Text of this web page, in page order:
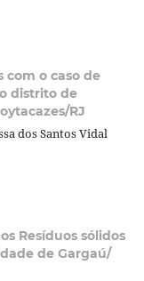
com o caso de
distrito de
RJ
dos Santos Vidal
Resíduos sólidos
de Gargaú/